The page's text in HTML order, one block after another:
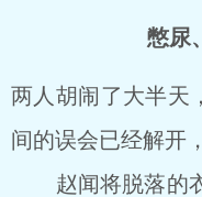
憋尿
两人胡闹了大半天
间的误会已经解开
赵闻将脱落的衣